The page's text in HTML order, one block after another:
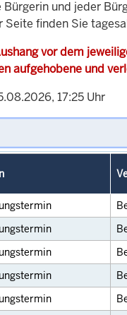
und jeder
Seite finden Sie
vor dem
aufgehobene und
17:25 Uhr